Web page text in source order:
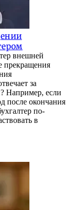
внешней
прекращения
за
Например, если
после окончания
по-
в